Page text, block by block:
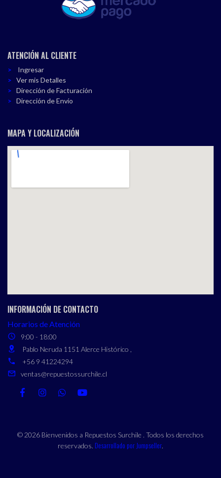
ATENCIÓN AL CLIENTE
Ingresar
Ver mis Detalles
Dirección de Facturación
Dirección de Envío
MAPA Y LOCALIZACIÓN
INFORMACIÓN DE CONTACTO
Horarios de Atención
9:00 - 18:00
Pablo Neruda 1151 Alerce Histórico ,
+56 9 41224294
ventas@repuestossurchile.cl
© 2026 Bienvenidos a Repuestos Surchile . Todos los derechos
reservados. Desarrollado por Jumpseller.